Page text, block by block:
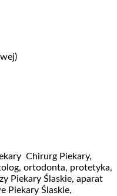
Chirurg Piekary,
ortodonta, protetyka,
Piekary Ślaskie, aparat
Piekary Ślaskie,